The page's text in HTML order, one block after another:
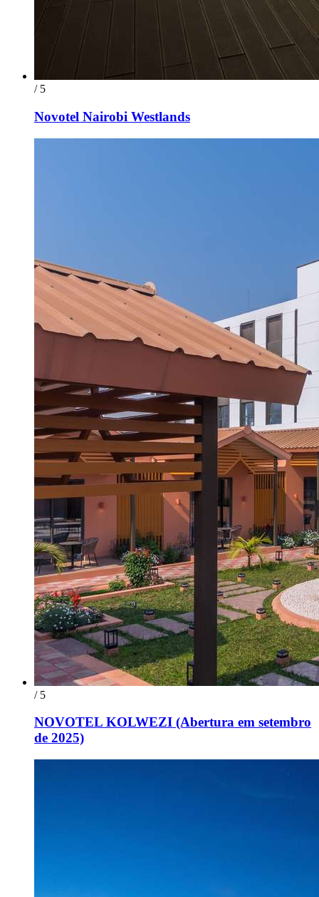
/ 5
Novotel Nairobi Westlands
/ 5
NOVOTEL KOLWEZI (Abertura em setembro
de 2025)